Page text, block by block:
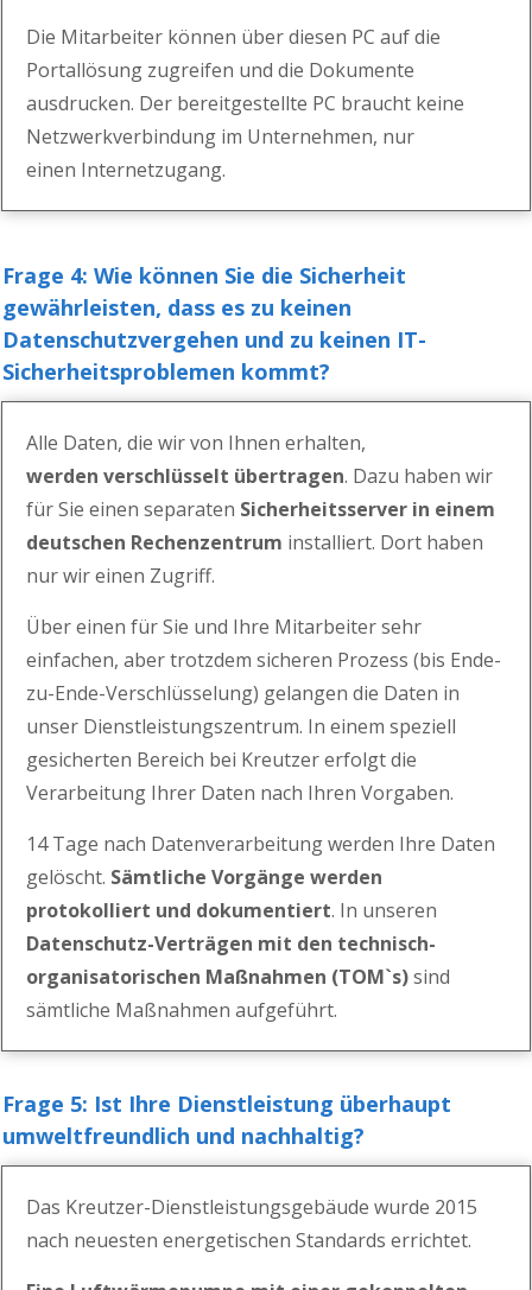
Die Mitarbeiter können über diesen PC auf die
Portallösung zugreifen und die Dokumente
ausdrucken. Der bereitgestellte PC braucht keine
Netzwerkverbindung im Unternehmen, nur
einen Internetzugang.
Frage 4: Wie können Sie die Sicherheit
gewährleisten, dass es zu keinen
Datenschutzvergehen und zu keinen IT-
Sicherheitsproblemen kommt?
Alle Daten, die wir von Ihnen erhalten,
werden verschlüsselt übertragen. Dazu haben wir
für Sie einen separaten Sicherheitsserver in einem
deutschen Rechenzentrum installiert. Dort haben
nur wir einen Zugriff.
Über einen für Sie und Ihre Mitarbeiter sehr
einfachen, aber trotzdem sicheren Prozess (bis Ende-
zu-Ende-Verschlüsselung) gelangen die Daten in
unser Dienstleistungszentrum. In einem speziell
gesicherten Bereich bei Kreutzer erfolgt die
Verarbeitung Ihrer Daten nach Ihren Vorgaben.
14 Tage nach Datenverarbeitung werden Ihre Daten
gelöscht. Sämtliche Vorgänge werden
protokolliert und dokumentiert. In unseren
Datenschutz-Verträgen mit den technisch-
organisatorischen Maßnahmen (TOM`s)sind
sämtliche Maßnahmen aufgeführt.
Frage 5: Ist Ihre Dienstleistung überhaupt
umweltfreundlich und nachhaltig?
Das Kreutzer-Dienstleistungsgebäude wurde 2015
nach neuesten energetischen Standards errichtet.